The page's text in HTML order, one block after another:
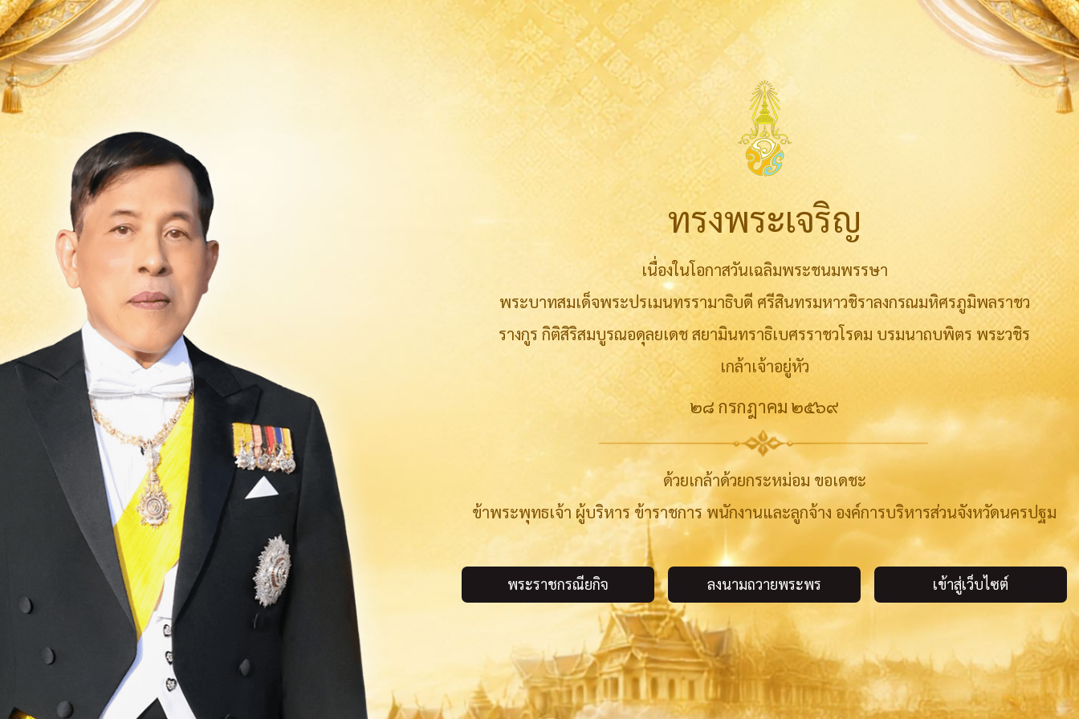
ทรงพระเจริญ
เนื่องในโอกาสวันเฉลิมพระชนมพรรษา
พระบาทสมเด็จพระปรเมนทรรามาธิบดี ศรีสินทรมหาวชิราลงกรณมหิศรภูมิพลราชว
รางกูร กิติสิริสมบูรณอดุลยเดช สยามินทราธิเบศรราชวโรดม บรมนาถบพิตร พระวชิร
เกล้าเจ้าอยู่หัว
๒๘ กรกฎาคม ๒๕๖๙
ด้วยเกล้าด้วยกระหม่อม ขอเดชะ
ข้าพระพุทธเจ้า ผู้บริหาร ข้าราชการ พนักงานและลูกจ้าง องค์การบริหารส่วนจังหวัดนครปฐม
พระราชกรณียกิจ ลงนามถวายพระพร เข้าสู่เว็บไซต์